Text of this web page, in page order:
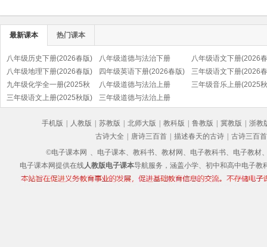
最新课本 热门课本
八年级历史下册(2026春版)
(部编版)
八年级道德与法治下册
(2026春版)(部编版)
八年级语文下册(2026
(部编版)
八年级地理下册(2026春版)
四年级英语下册(2026春版)
(PEP)
三年级语文下册(2026
(部编版)
九年级化学全一册(2025秋
版)
八年级道德与法治上册
(2025秋版)(部编版)
三年级音乐上册(2025
三年级语文上册(2025秋版)
三年级道德与法治上册
手机版
人教版 苏教版 北师大版 教科版 鲁教版 冀教版
浙教
古诗大全
唐诗三百首 描述春天的古诗
古诗三百首
©电子课本网 、电子课本、教科书、教材网、电子教科书、电子教材
电子课本网提供在线人教版电子课本导航服务，涵盖小学、初中和高中电子